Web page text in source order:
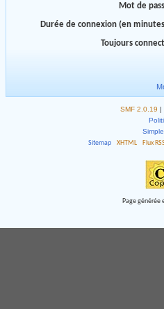
Mot de
Durée de connexion (en
Toujours
SMF 2.0.19 |
Sitemap
XHTML Flux
Page générée